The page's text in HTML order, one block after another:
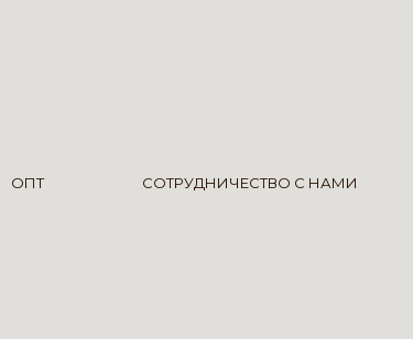
ОПТ СОТРУДНИЧЕСТВО С НАМИ